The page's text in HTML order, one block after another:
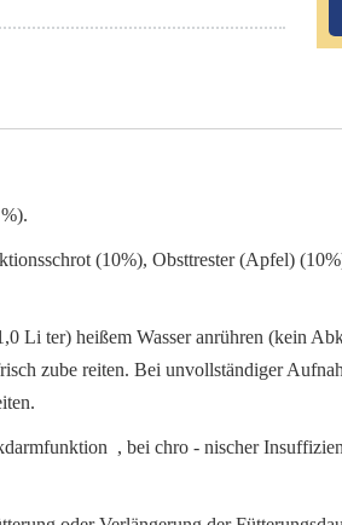
(10%), Obsttrester (Apfel)
Li ter) heißem Wasser anrühren (kein
zube reiten. Bei unvollständiger
, bei chro - nischer